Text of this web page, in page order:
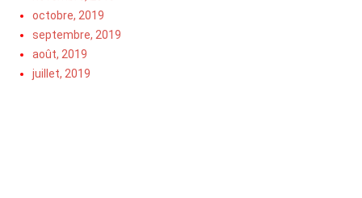
octobre, 2019
septembre, 2019
août, 2019
juillet, 2019